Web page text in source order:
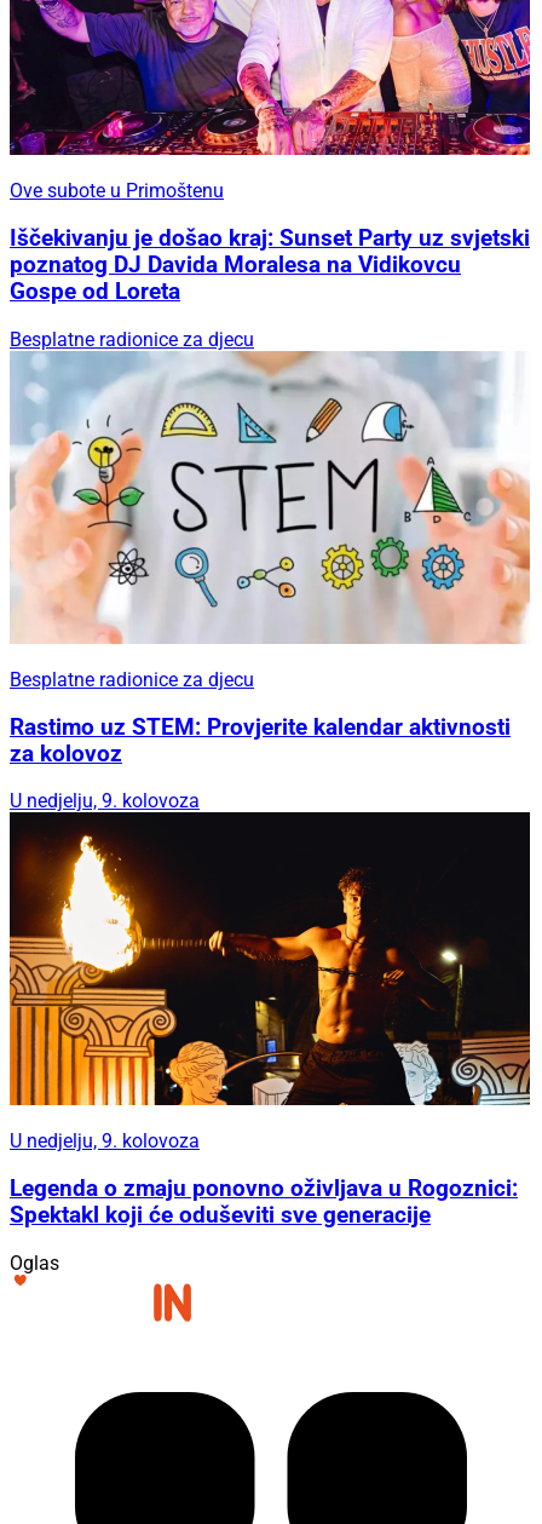
Ove subote u Primoštenu
Iščekivanju je došao kraj: Sunset Party uz svjetski
poznatog DJ Davida Moralesa na Vidikovcu
Gospe od Loreta
Besplatne radionice za djecu
Besplatne radionice za djecu
Rastimo uz STEM: Provjerite kalendar aktivnosti
za kolovoz
U nedjelju, 9. kolovoza
U nedjelju, 9. kolovoza
Legenda o zmaju ponovno oživljava u Rogoznici:
Spektakl koji će oduševiti sve generacije
Oglas